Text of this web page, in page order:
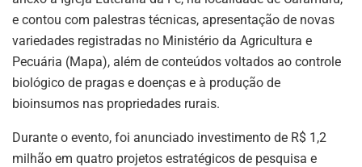
e contou com palestras técnicas, apresentação de novas
variedades registradas no Ministério da Agricultura e
Pecuária (Mapa), além de conteúdos voltados ao controle
biológico de pragas e doenças e à produção de
bioinsumos nas propriedades rurais.
Durante o evento, foi anunciado investimento de R$ 1,2
milhão em quatro projetos estratégicos de pesquisa e